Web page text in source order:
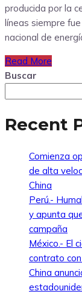
producida por la
líneas siempre
nacional de
Read More
Buscar
Recent
Comienza
de alta
China
Perú.-
y apunta
campaña
México.- El
contrato
China